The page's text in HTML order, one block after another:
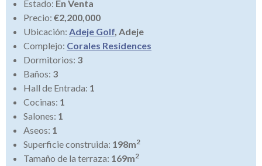
Estado: En Venta
Precio: €2,200,000
Ubicación: Adeje Golf, Adeje
Complejo: Corales Residences
Dormitorios: 3
Baños: 3
Hall de Entrada: 1
Cocinas: 1
Salones: 1
Aseos: 1
Superficie construida: 198m2
Tamaño de la terraza: 169m2